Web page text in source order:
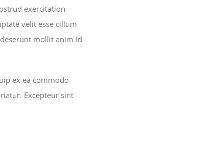
exercitation
velit esse cillum
mollit anim id
ex ea commodo
Excepteur sint